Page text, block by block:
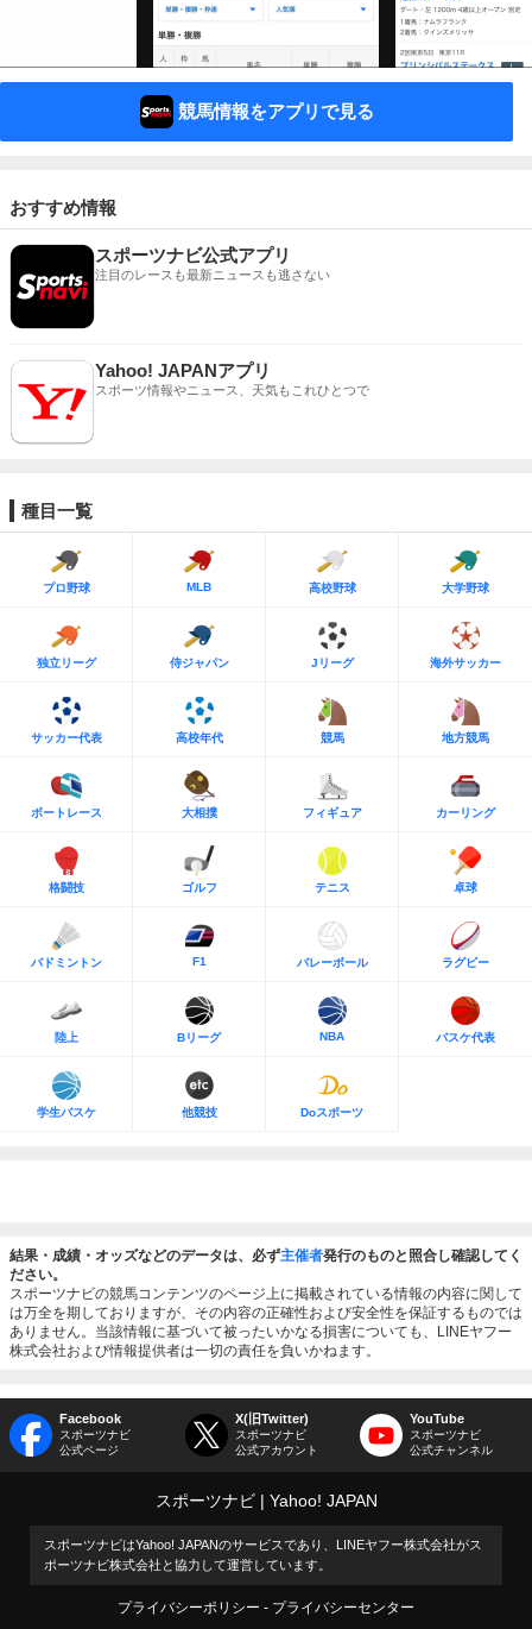
競馬情報をアプリで見る
おすすめ情報
スポーツナビ公式アプリ
注目のレースも最新ニュースも逃さない
Yahoo! JAPANアプリ
スポーツ情報やニュース、天気もこれひとつで
種目一覧
プロ野球 MLB 高校野球 大学野球
独立リーグ 侍ジャパン Jリーグ 海外サッカー
サッカー代表 高校年代 競馬 地方競馬
ボートレース 大相撲 フィギュア カーリング
格闘技 ゴルフ テニス 卓球
バドミントン F1 バレーボール ラグビー
陸上 Bリーグ NBA バスケ代表
学生バスケ 他競技 Doスポーツ
結果・成績・オッズなどのデータは、必ず主催者発行のものと照合し確認してく
ださい。
スポーツナビの競馬コンテンツのページ上に掲載されている情報の内容に関して
は万全を期しておりますが、その内容の正確性および安全性を保証するものでは
ありません。当該情報に基づいて被ったいかなる損害についても、LINEヤフー
株式会社および情報提供者は一切の責任を負いかねます。
Facebook
スポーツナビ
公式ページ
X(旧Twitter)
スポーツナビ
公式アカウント
YouTube
スポーツナビ
公式チャンネル
スポーツナビ Yahoo! JAPAN
スポーツナビはYahoo! JAPANのサービスであり、LINEヤフー株式会社がス
ポーツナビ株式会社と協力して運営しています。
プライバシーポリシー プライバシーセンター